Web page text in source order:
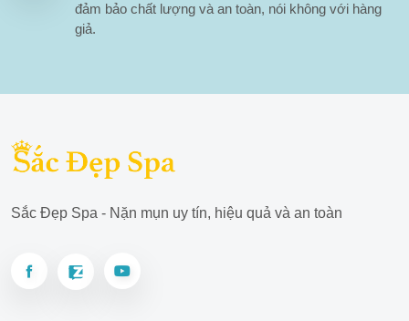
đảm bảo chất lượng và an toàn, nói không với hàng
giả.
Sắc Đẹp Spa - Nặn mụn uy tín, hiệu quả và an toàn